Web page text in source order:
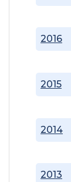
2013
2014
2015
2016